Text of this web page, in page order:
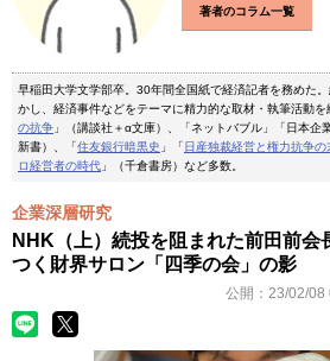
著者のコラム一覧
早稲田大学文学部卒。30年間全国紙で経済記者を務めた
かし、経済事件などをテーマに精力的な取材・執筆活動を
の抗争 」（講談社＋α文庫）、「ネットバブル」「日本企
新書）、「住友銀行暗黒史 」「日産独裁経営と権力抗争の
ロ経営者の時代 」（千倉書房）など多数。
企業深層研究
NHK（上）続投を阻まれた前田前
つく財界サロン「四季の会」の影
公開： 23/02/08